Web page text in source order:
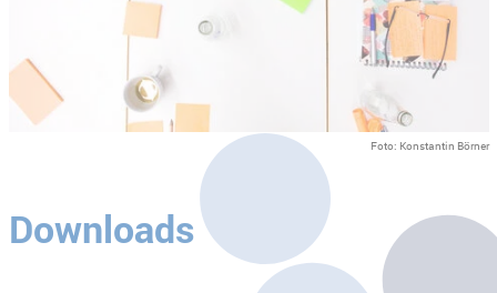
Foto: Konstantin Börner
Downloads